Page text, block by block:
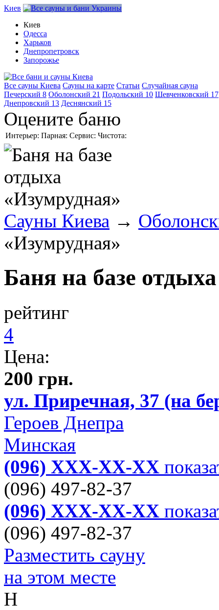
Киев
Киев
Одесса
Харьков
Днепропетровск
Запорожье
Все сауны Киева Сауны на карте Статьи Случайная сауна
Печерский 8 Оболонский 21 Подольский 10 Шевченковский 17
Днепровский 13 Деснянский 15
Оцените баню
Интерьер: Парная: Сервис: Чистота:
Сауны Киева →
«Изумрудная»
Баня на базе
рейтинг
4
Цена:
200 грн.
ул. Приречная, 37 (на
Героев Днепра
Минская
(096) XXX-XX-XX
(096) 497-82-37
(096) XXX-XX-XX
(096) 497-82-37
Разместить сауну
на этом месте
Н